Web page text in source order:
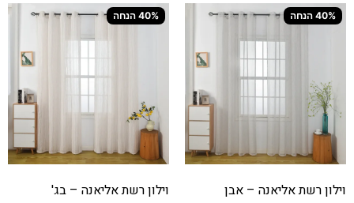
40% הנחה
וילון רשת אליאנה – אבן
40% הנחה
וילון רשת אליאנה – בג'